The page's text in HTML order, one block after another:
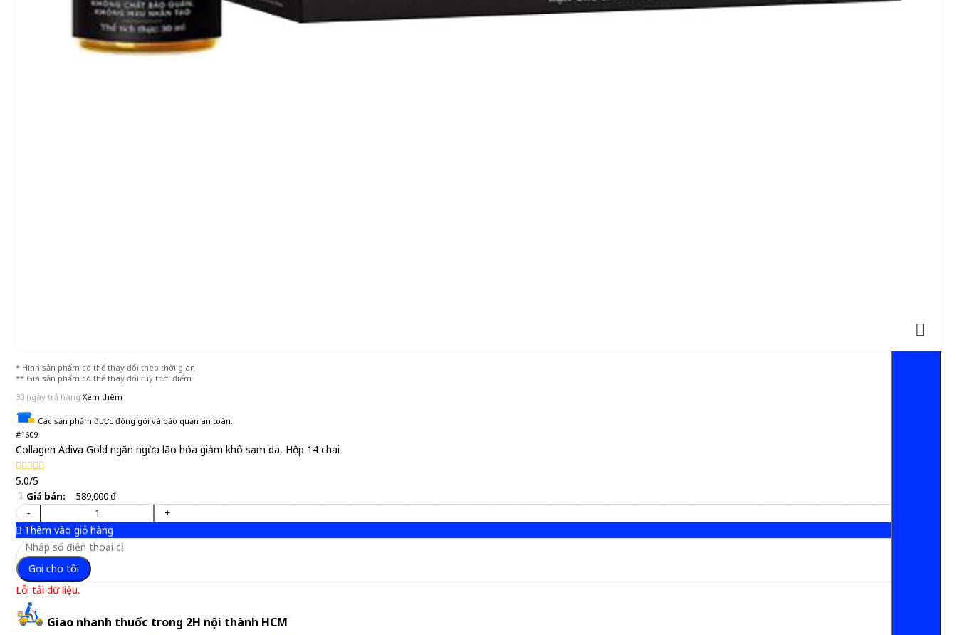
* Hình sản phẩm có thể thay đổi theo thời gian
** Giá sản phẩm có thể thay đổi tuỳ thời điểm
30 ngày trả hàng Xem thêm
Các sản phẩm được đóng gói và bảo quản an toàn.
#1609
Collagen Adiva Gold ngăn ngừa lão hóa giảm khô sạm da, Hộp 14 chai
5.0/5
Giá bán: 589,000 đ
-
+
Thêm vào giỏ hàng
Gọi cho tôi
Lỗi tải dữ liệu.
Giao nhanh thuốc trong 2H nội thành HCM